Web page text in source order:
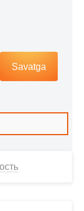
Savatga